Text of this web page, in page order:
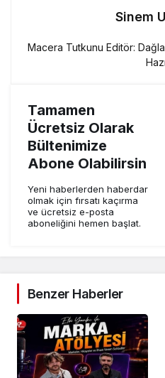
Sinem
Macera Tutkunu Editör:
Tamamen
Ücretsiz Olarak
Bültenimize
Abone Olabilirsin
Yeni haberlerden haberdar
olmak için fırsatı kaçırma
ve ücretsiz e-posta
aboneliğini hemen başlat.
Benzer Haberler